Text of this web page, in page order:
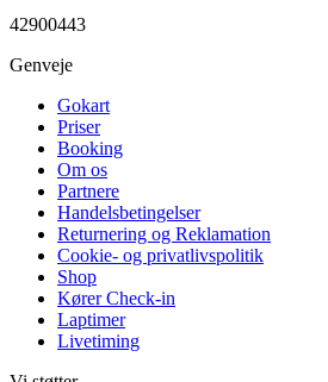
42900443
Genveje
Gokart
Priser
Booking
Om os
Partnere
Handelsbetingelser
Returnering og Reklamation
Cookie- og privatlivspolitik
Shop
Kører Check-in
Laptimer
Livetiming